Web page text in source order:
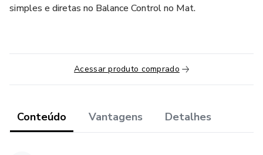
simples e diretas no Balance Control no Mat.
Acessar produto comprado
Conteúdo Vantagens Detalhes